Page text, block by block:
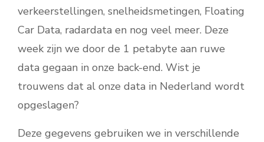
verkeerstellingen, snelheidsmetingen, Floating
Car Data, radardata en nog veel meer. Deze
week zijn we door de 1 petabyte aan ruwe
data gegaan in onze back-end. Wist je
trouwens dat al onze data in Nederland wordt
opgeslagen?
Deze gegevens gebruiken we in verschillende